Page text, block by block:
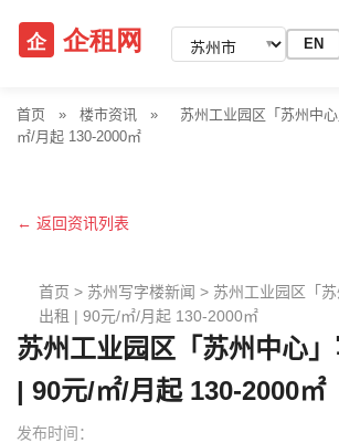
▼ EN
首页 » 楼市资讯 »
苏州工业园区「苏州中
㎡/月起 130-2000㎡
← 返回资讯列表
首页 > 苏州写字楼新闻 > 苏州工业园区「
出租 | 90元/㎡/月起 130-2000㎡
苏州工业园区「苏州中心
| 90元/㎡/月起 130-2000㎡
发布时间：